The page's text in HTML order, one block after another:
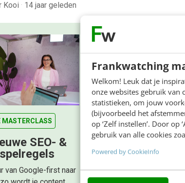
Frankwatching
Welkom! Leuk dat je
onze websites gebruik van
statistieken, om jouw
(bijvoorbeeld het
op ‘Zelf instellen’. Door op
gebruik van alle cookies
Powered by CookieInfo
Kooi · 14 jaar geleden
MASTERCLASS
SEO- &
van Google-first naar